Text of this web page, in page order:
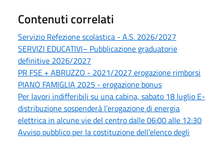
Contenuti correlati
Servizio Refezione scolastica - A.S. 2026/2027
SERVIZI EDUCATIVI– Pubblicazione graduatorie
definitive 2026/2027
PR FSE + ABRUZZO - 2021/2027 erogazione rimborsi
PIANO FAMIGLIA 2025 - erogazione bonus
Per lavori indifferibili su una cabina, sabato 18 luglio E-
distribuzione sospenderà l’erogazione di energia
elettrica in alcune vie del centro dalle 06:00 alle 12:30
Avviso pubblico per la costituzione dell’elenco degli